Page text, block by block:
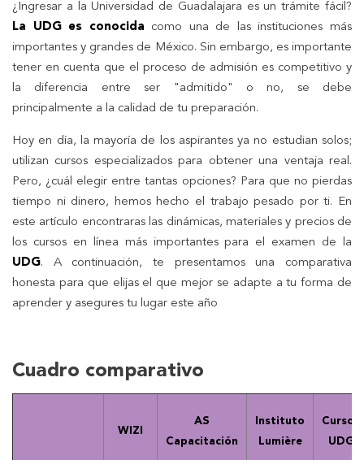
¿Ingresar a la Universidad de Guadalajara es un trámite fácil?
La UDG es conocida como una de las instituciones más
importantes y grandes de México. Sin embargo, es importante
tener en cuenta que el proceso de admisión es competitivo y
la diferencia entre ser "admitido" o no, se debe
principalmente a la calidad de tu preparación.
Hoy en día, la mayoría de los aspirantes ya no estudian solos;
utilizan cursos especializados para obtener una ventaja real.
Pero, ¿cuál elegir entre tantas opciones? Para que no pierdas
tiempo ni dinero, hemos hecho el trabajo pesado por ti. En
este artículo encontraras las dinámicas, materiales y precios de
los cursos en línea más importantes para el examen de la
UDG. A continuación, te presentamos una comparativa
honesta para que elijas el que mejor se adapte a tu forma de
aprender y asegures tu lugar este año
Cuadro comparativo
WIZI
AS
Capacitación
Instituto
Lumière
Cursos
UDG